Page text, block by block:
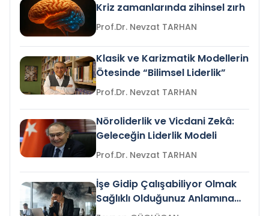
Kriz zamanlarında zihinsel zırh
Prof.Dr. Nevzat TARHAN
Klasik ve Karizmatik Modellerin
Ötesinde “Bilimsel Liderlik”
Prof.Dr. Nevzat TARHAN
Nöroliderlik ve Vicdani Zekâ:
Geleceğin Liderlik Modeli
Prof.Dr. Nevzat TARHAN
İşe Gidip Çalışabiliyor Olmak
Sağlıklı Olduğunuz Anlamına
Gelir mi?